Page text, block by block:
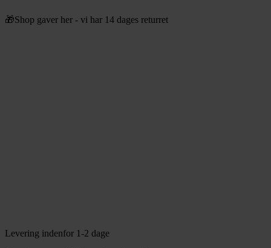
til
🎁Shop gaver her - vi har 14 dages returret
Levering indenfor 1-2 dage